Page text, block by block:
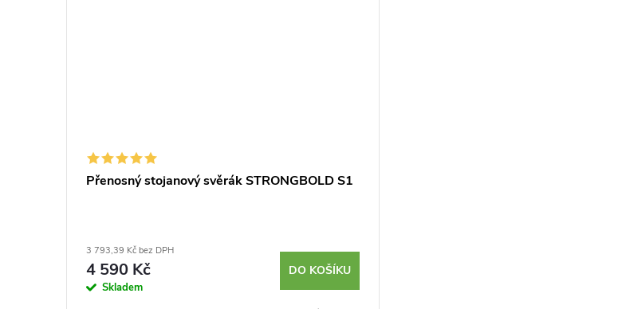
Přenosný stojanový svěrák STRONGBOLD S1
3 793,39 Kč bez DPH
4 590 Kč
Skladem
DO KOŠÍKU